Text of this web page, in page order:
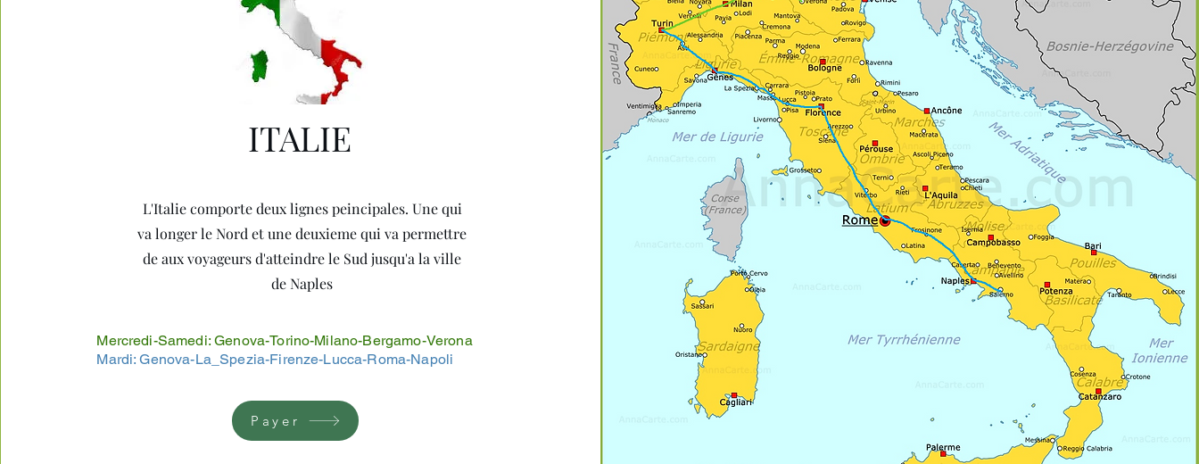
ITALIE
L'Italie comporte deux lignes peincipales. Une qui
va longer le Nord et une deuxieme qui va permettre
de aux voyageurs d'atteindre le Sud jusqu'a la ville
de Naples
Mercredi-Samedi: Genova-Torino-Milano-Bergamo-Verona
Mardi: Genova-La_Spezia-Firenze-Lucca-Roma-Napoli
Payer